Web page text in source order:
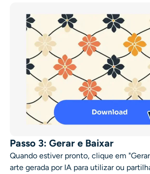
Passo 3: Gerar e Baixar
Quando estiver pronto, clique em
arte gerada por IA para utilizar ou